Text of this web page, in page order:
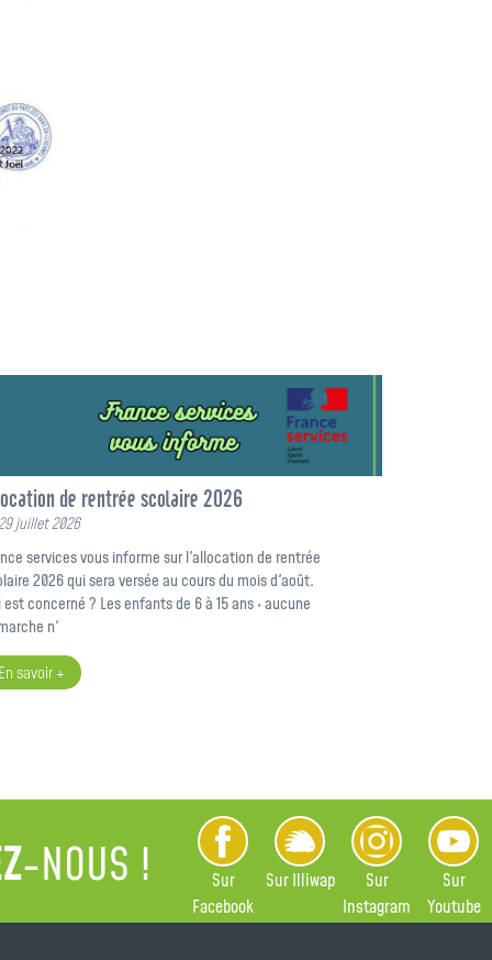
de rentrée scolaire 2026
juillet 2026
services vous informe sur l'allocation de rentrée
2026 qui sera versée au cours du mois d'août.
est concerné ? Les enfants de 6 à 15 ans : aucune
n'
En savoir +
-NOUS !
Sur
Facebook
Sur Illiwap
Sur
Instagram
Sur
Youtube